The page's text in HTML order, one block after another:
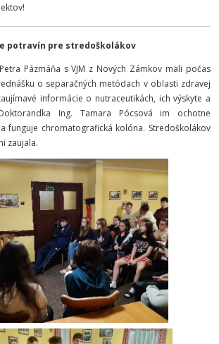
potravín pre stredoškolákov
Pázmáňa s VJM z Nových Zámkov mali počas
o separačných metódach v oblasti zdravej
informácie o nutraceutikách, ich výskyte a
Ing. Tamara Pócsová im ochotne
funguje chromatografická kolóna. Stredoškolákov
zaujala.